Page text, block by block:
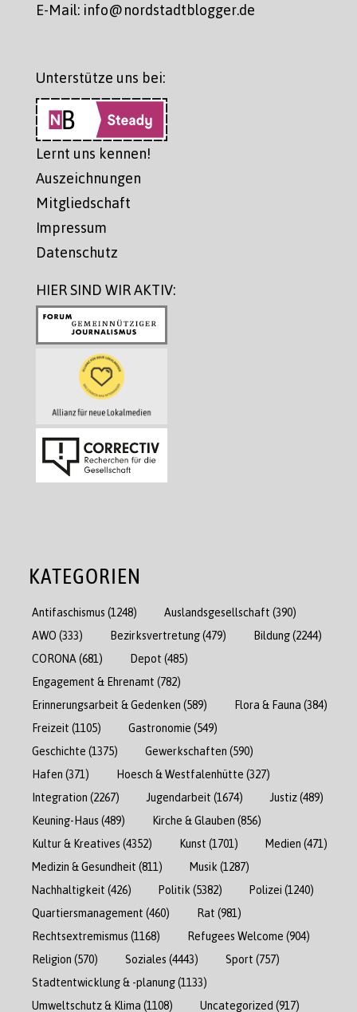
E-Mail: info@nordstadtblogger.de
Unterstütze uns bei:
Lernt uns kennen!
Auszeichnungen
Mitgliedschaft
Impressum
Datenschutz
HIER SIND WIR AKTIV:
KATEGORIEN
Antifaschismus (1248) Auslandsgesellschaft (390)
AWO (333) Bezirksvertretung(479) Bildung(2244)
CORONA (681) Depot (485)
Engagement & Ehrenamt (782)
Erinnerungsarbeit & Gedenken (589) Flora & Fauna (384)
Freizeit (1105) Gastronomie (549)
Geschichte (1375) Gewerkschaften (590)
Hafen (371) Hoesch & Westfalenhütte (327)
Integration (2267) Jugendarbeit (1674) Justiz(489)
Keuning-Haus (489) Kirche & Glauben (856)
Kultur & Kreatives (4352) Kunst (1701) Medien (471)
Medizin & Gesundheit (811) Musik (1287)
Nachhaltigkeit (426) Politik (5382) Polizei (1240)
Quartiersmanagement (460) Rat (981)
Rechtsextremismus (1168) Refugees Welcome (904)
Religion (570) Soziales (4443) Sport (757)
Stadtentwicklung & -planung(1133)
Umweltschutz & Klima (1108) Uncategorized (917)